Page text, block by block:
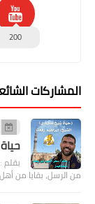
200
المشاركات
بقلم
من الرسل، بقايا من